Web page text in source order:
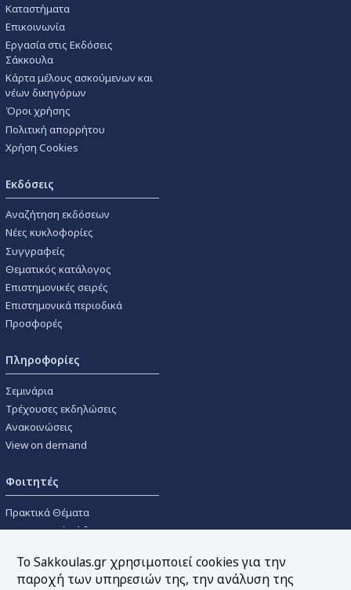
Καταστήματα
Επικοινωνία
Εργασία στις Εκδόσεις
Σάκκουλα
Κάρτα μέλους ασκούμενων και
νέων δικηγόρων
Όροι χρήσης
Πολιτική απορρήτου
Χρήση Cookies
Εκδόσεις
Αναζήτηση εκδόσεων
Νέες κυκλοφορίες
Συγγραφείς
Θεματικός κατάλογος
Επιστημονικές σειρές
Επιστημονικά περιοδικά
Προσφορές
Πληροφορίες
Σεμινάρια
Τρέχουσες εκδηλώσεις
Ανακοινώσεις
View on demand
Φοιτητές
Πρακτικά Θέματα
Οικονομικοί Κώδικες
Συγγραμμάτων
Το Sakkoulas.gr χρησιμοποιεί cookies για την
παροχή των υπηρεσιών της, την ανάλυση της